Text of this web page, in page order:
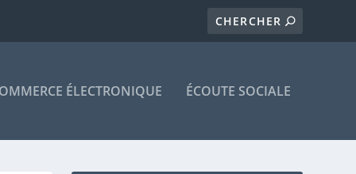
ÉLECTRONIQUE ÉCOUTE SOCIALE